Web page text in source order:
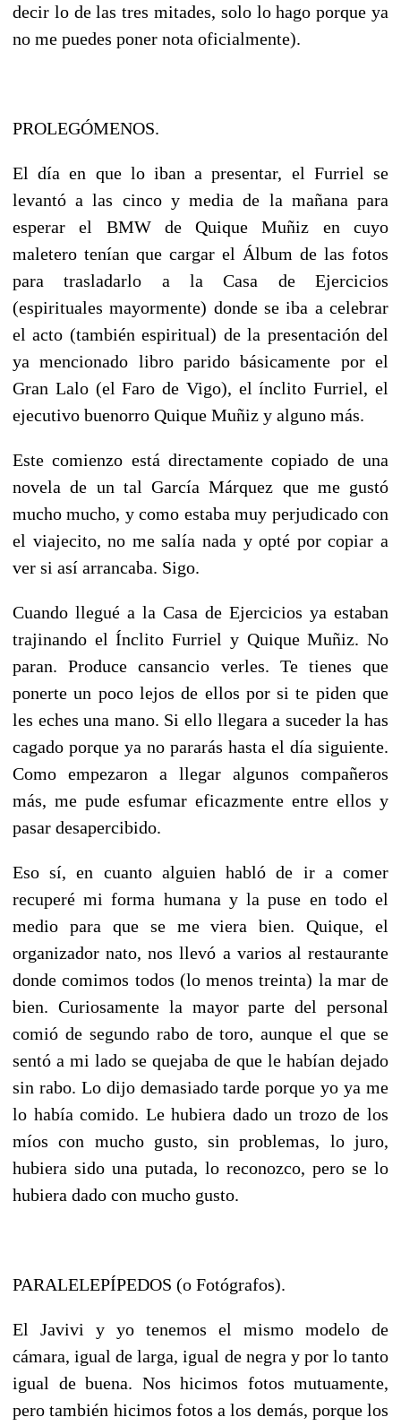
decir lo de las tres mitades, solo lo hago porque ya
no me puedes poner nota oficialmente).
PROLEGÓMENOS.
El día en que lo iban a presentar, el Furriel se
levantó a las cinco y media de la mañana para
esperar el BMW de Quique Muñiz en cuyo
maletero tenían que cargar el Álbum de las fotos
para trasladarlo a la Casa de Ejercicios
(espirituales mayormente) donde se iba a celebrar
el acto (también espiritual) de la presentación del
ya mencionado libro parido básicamente por el
Gran Lalo (el Faro de Vigo), el ínclito Furriel, el
ejecutivo buenorro Quique Muñiz y alguno más.
Este comienzo está directamente copiado de una
novela de un tal García Márquez que me gustó
mucho mucho, y como estaba muy perjudicado con
el viajecito, no me salía nada y opté por copiar a
ver si así arrancaba. Sigo.
Cuando llegué a la Casa de Ejercicios ya estaban
trajinando el Ínclito Furriel y Quique Muñiz. No
paran. Produce cansancio verles. Te tienes que
ponerte un poco lejos de ellos por si te piden que
les eches una mano. Si ello llegara a suceder la has
cagado porque ya no pararás hasta el día siguiente.
Como empezaron a llegar algunos compañeros
más, me pude esfumar eficazmente entre ellos y
pasar desapercibido.
Eso sí, en cuanto alguien habló de ir a comer
recuperé mi forma humana y la puse en todo el
medio para que se me viera bien. Quique, el
organizador nato, nos llevó a varios al restaurante
donde comimos todos (lo menos treinta) la mar de
bien. Curiosamente la mayor parte del personal
comió de segundo rabo de toro, aunque el que se
sentó a mi lado se quejaba de que le habían dejado
sin rabo. Lo dijo demasiado tarde porque yo ya me
lo había comido. Le hubiera dado un trozo de los
míos con mucho gusto, sin problemas, lo juro,
hubiera sido una putada, lo reconozco, pero se lo
hubiera dado con mucho gusto.
PARALELEPÍPEDOS (o Fotógrafos).
El Javivi y yo tenemos el mismo modelo de
cámara, igual de larga, igual de negra y por lo tanto
igual de buena. Nos hicimos fotos mutuamente,
pero también hicimos fotos a los demás, porque los